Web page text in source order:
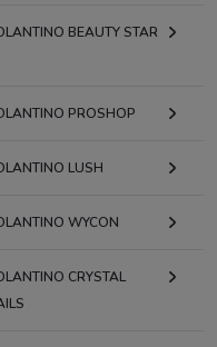
BEAUTY STAR
PROSHOP
LUSH
WYCON
CRYSTAL